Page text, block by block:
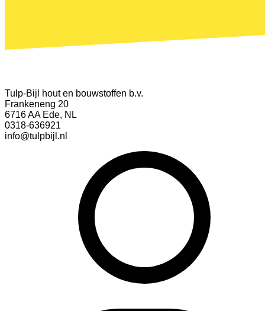
Tulp-Bijl hout en bouwstoffen b.v.
Frankeneng 20
6716 AA Ede, NL
0318-636921
info@tulpbijl.nl